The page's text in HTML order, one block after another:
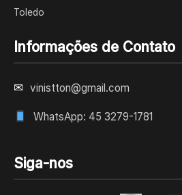
Toledo
Informações de Contato
✉ vinistton@gmail.com
WhatsApp: 45 3279-1781
Siga-nos